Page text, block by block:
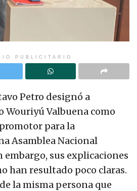
PUBLICITARIO
Petro designó a
Wouriyú Valbuena como
para la
Asamblea Nacional
sus explicaciones
han resultado poco claras.
la misma persona que